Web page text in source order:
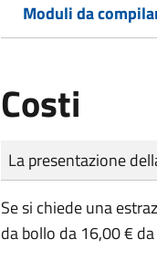
Moduli da
Costi
Tipo di pagamento
Importo
La presentazione
Se si chiede una
da bollo da 16,00 €